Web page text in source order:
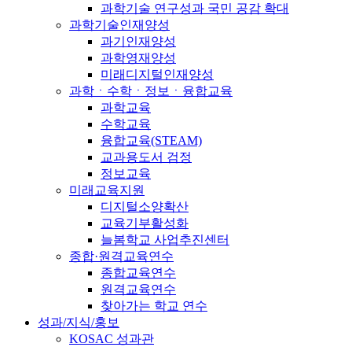
과학기술 연구성과 국민 공감 확대
과학기술인재양성
과기인재양성
과학영재양성
미래디지털인재양성
과학ㆍ수학ㆍ정보ㆍ융합교육
과학교육
수학교육
융합교육(STEAM)
교과용도서 검정
정보교육
미래교육지원
디지털소양확산
교육기부활성화
늘봄학교 사업추진센터
종합·원격교육연수
종합교육연수
원격교육연수
찾아가는 학교 연수
성과/지식/홍보
KOSAC 성과관